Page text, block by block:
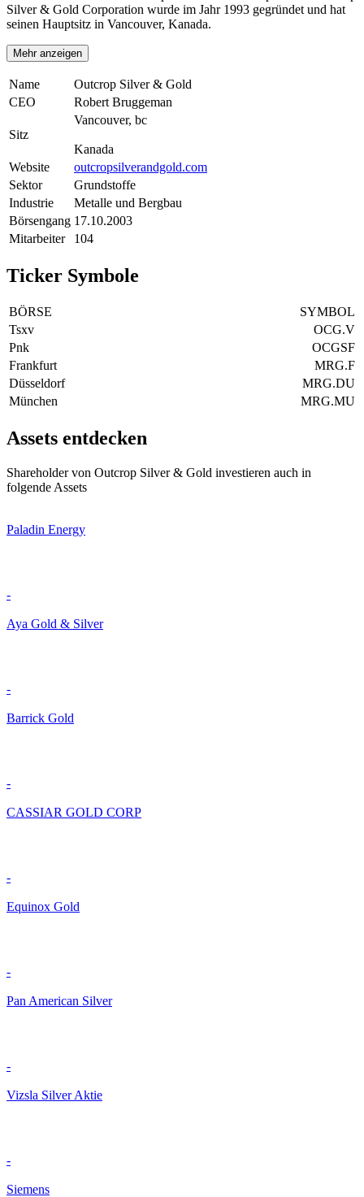
Silver & Gold Corporation wurde im Jahr 1993 gegründet und hat
seinen Hauptsitz in Vancouver, Kanada.
Mehr anzeigen
Name
Outcrop Silver & Gold
CEO
Robert Bruggeman
Sitz
Vancouver, bc
Kanada
Website
outcropsilverandgold.com
Sektor
Grundstoffe
Industrie
Metalle und Bergbau
Börsengang 17.10.2003
Mitarbeiter
104
Ticker Symbole
BÖRSE
SYMBOL
Tsxv
OCG.V
Pnk
OCGSF
Frankfurt
MRG.F
Düsseldorf
MRG.DU
München
MRG.MU
Assets entdecken
Shareholder von Outcrop Silver & Gold investieren auch in
folgende Assets
Paladin Energy
-
Aya Gold & Silver
-
Barrick Gold
-
CASSIAR GOLD CORP
-
Equinox Gold
-
Pan American Silver
-
Vizsla Silver Aktie
-
Siemens